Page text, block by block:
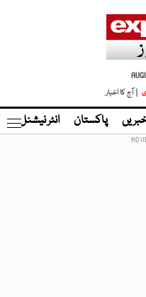
| آج کا اخبار
پاکستان انٹر نیشنل